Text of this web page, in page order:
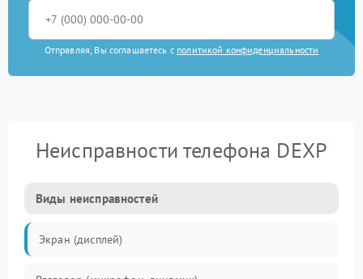
Отправляя, Вы соглашаетесь с политикой конфиденциальности
Неисправности телефона DEXP
Виды неисправностей
Экран (дисплей)